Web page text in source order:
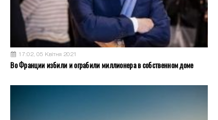
17:02, 05 Квітня 2021
Во Франции избили и ограбили миллионера в собственном доме